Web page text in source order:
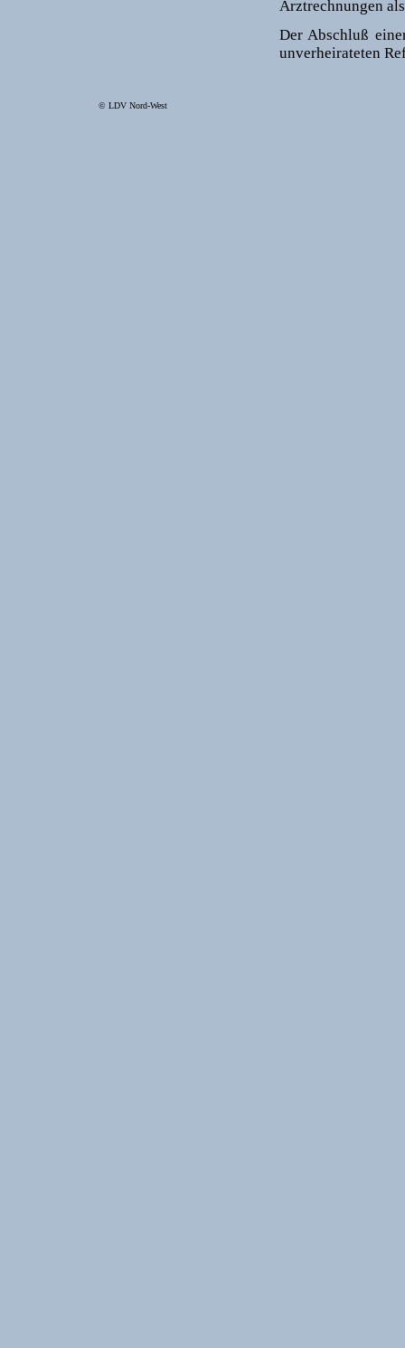
Arztrechnungen
Der Abschluß
unverheirateten
© LDV Nord-West